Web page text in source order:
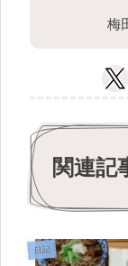
梅
関連記
日記